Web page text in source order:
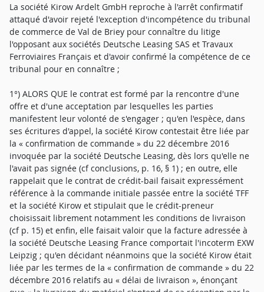
La société Kirow Ardelt GmbH reproche à l'arrêt confirmatif
attaqué d'avoir rejeté l'exception d'incompétence du tribunal
de commerce de Val de Briey pour connaître du litige
l'opposant aux sociétés Deutsche Leasing SAS et Travaux
Ferroviaires Français et d'avoir confirmé la compétence de ce
tribunal pour en connaître ;
1°) ALORS QUE le contrat est formé par la rencontre d'une
offre et d'une acceptation par lesquelles les parties
manifestent leur volonté de s'engager ; qu'en l'espèce, dans
ses écritures d'appel, la société Kirow contestait être liée par
la « confirmation de commande » du 22 décembre 2016
invoquée par la société Deutsche Leasing, dès lors qu'elle ne
l'avait pas signée (cf conclusions, p. 16, § 1) ; en outre, elle
rappelait que le contrat de crédit-bail faisait expressément
référence à la commande initiale passée entre la société TFF
et la société Kirow et stipulait que le crédit-preneur
choisissait librement notamment les conditions de livraison
(cf p. 15) et enfin, elle faisait valoir que la facture adressée à
la société Deutsche Leasing France comportait l'incoterm EXW
Leipzig ; qu'en décidant néanmoins que la société Kirow était
liée par les termes de la « confirmation de commande » du 22
décembre 2016 relatifs au « délai de livraison », énonçant